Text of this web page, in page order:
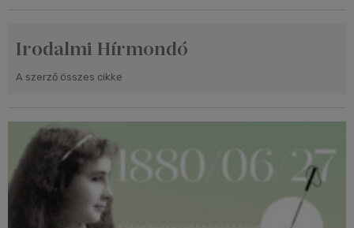
Irodalmi Hírmondó
A szerző összes cikke